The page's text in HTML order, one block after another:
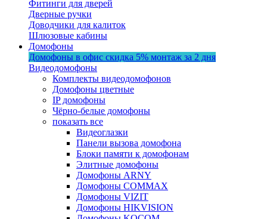
Фитинги для дверей
Дверные ручки
Доводчики для калиток
Шлюзовые кабины
Домофоны
Домофоны в офис скидка 5% монтаж за 2 дня
Видеодомофоны
Комплекты видеодомофонов
Домофоны цветные
IP домофоны
Чёрно-белые домофоны
показать все
Видеоглазки
Панели вызова домофона
Блоки памяти к домофонам
Элитные домофоны
Домофоны ARNY
Домофоны COMMAX
Домофоны VIZIT
Домофоны HIKVISION